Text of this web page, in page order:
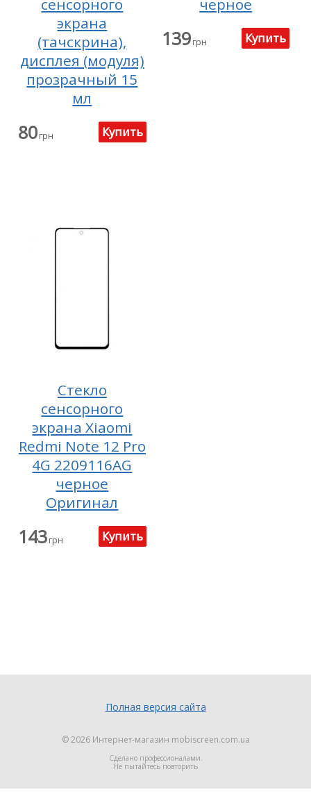
сенсорного
экрана
(тачскрина),
дисплея (модуля)
прозрачный 15
мл
80грн
черное
139грн
Стекло
сенсорного
экрана Xiaomi
Redmi Note 12 Pro
4G 2209116AG
черное
Оригинал
143грн
Полная версия сайта
© 2026 Интернет-магазин mobiscreen.com.ua
Сделано профессионалами.
Не пытайтесь повторить